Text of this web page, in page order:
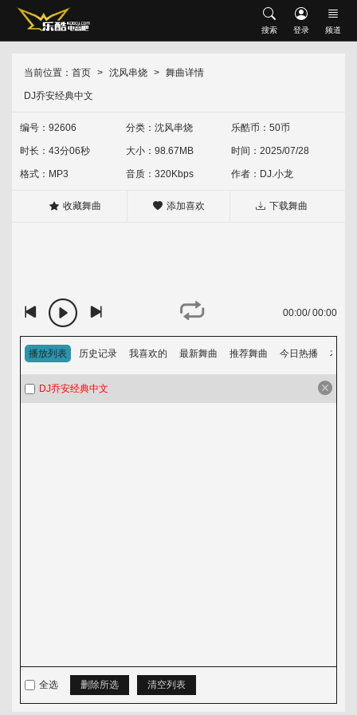
搜索 登录 频道
搜索
外文舞曲 沈风外文 外网资源 经典怀旧 HOUSE Electro
排行榜
音乐上传人
音乐发布区
会员中心 修改资料
升级VIP
当前位置： 首页 沈风串烧 舞曲详情
DJ乔安经典中文
编号：92606 分类： 沈风串烧 乐酷币：50币
时长：43分06秒 大小：98.67MB 时间：2025/07/28
格式：MP3 音质：320Kbps 作者： DJ.小龙
收藏舞曲 添加喜欢 下载舞曲
00:00/00:00
播放列表 历史记录 我喜欢的 最新舞曲 推荐舞曲 今日热播 本周
DJ乔安经典中文
全选 删除所选 清空列表